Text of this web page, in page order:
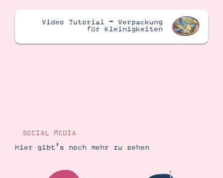
Video Tutorial – Verpackung
für Kleinigkeiten
SOCIAL MEDIA
Hier gibt’s noch mehr zu sehen